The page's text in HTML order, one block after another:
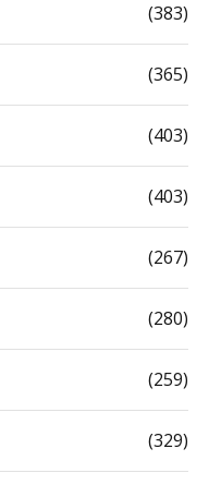
(383)
(365)
(403)
(403)
(267)
(280)
(259)
(329)